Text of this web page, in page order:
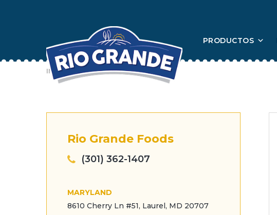
PRODUCTOS
INICIO> CONTACTA CON NOSOTROS
Rio Grande Foods
(301) 362-1407
MARYLAND
8610 Cherry Ln #51, Laurel, MD 20707